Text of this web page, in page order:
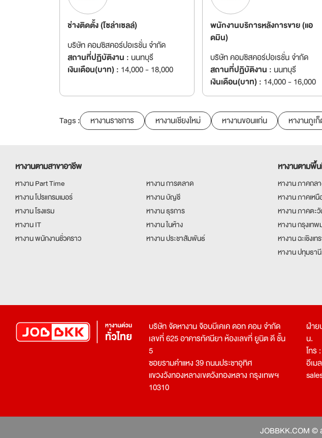
ช่างติดตั้ง (โซล่าเซลล์)
บริษัท คอมซิสคอร์ปอเรชั่น จำกัด
สถานที่ปฏิบัติงาน : นนทบุรี
เงินเดือน(บาท) : 14,000 - 18,000
พนักงานบริการหลังการขาย (แอ
ดมิน)
บริษัท คอมซิสคอร์ปอเรชั่น จำกัด
สถานที่ปฏิบัติงาน : นนทบุรี
เงินเดือน(บาท) : 14,000 - 16,000
Tags : หางานราชการ หางานเชียงใหม่ หางานขอนแก่น หางานภูเ
หางานตามสาขาอาชีพ
หางาน Part Time
หางาน การตลาด
หางาน โปรแกรมเมอร์
หางาน บัญชี
หางาน โรงแรม
หางาน ธุรการ
หางาน IT
หางาน ในห้าง
หางาน พนักงานชั่วคราว
หางาน ประชาสัมพันธ์
หางานตามพื้
หางาน ภาคกล
หางาน ภาคเหนื
หางาน ภาคตะ
หางาน กรุงเท
หางาน ฉะเชิงเท
หางาน ปทุมธานี
บริษัท จัดหางาน จ๊อบบีเคเค ดอท คอม จำกัด
เลขที่ 625 อาคารทัศนียา ห้องเลขที่ ยูนิต ดี ชั้น
5
ซอยรามคำแหง 39 ถนนประชาอุทิศ
แขวงวังทองหลางเขตวังทองหลาง กรุงเทพฯ
10310
ฝ่าย
น.
โทร
อีเม
JOBBKK.COM ©